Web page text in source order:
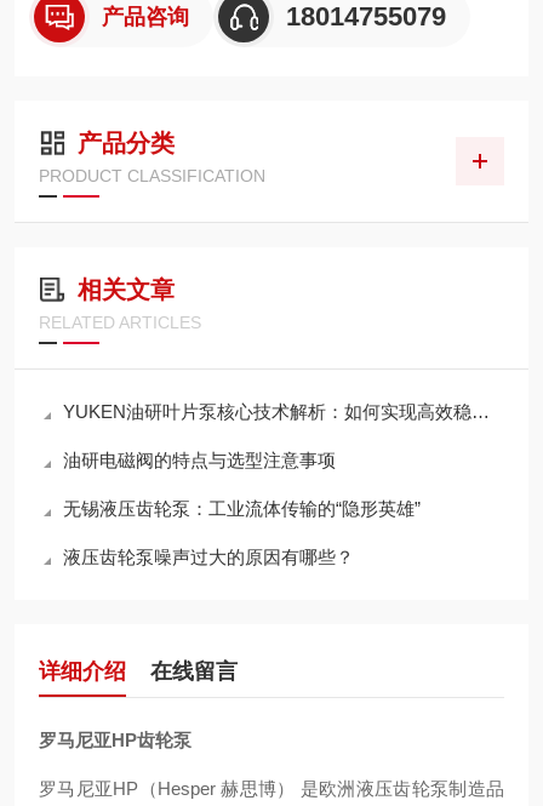
产品咨询 18014755079
产品分类
PRODUCT CLASSIFICATION
相关文章
RELATED ARTICLES
YUKEN油研叶片泵核心技术解析：如何实现高效稳定的液压动力输出？
油研电磁阀的特点与选型注意事项
无锡液压齿轮泵：工业流体传输的“隐形英雄”
液压齿轮泵噪声过大的原因有哪些？
详细介绍 在线留言
罗马尼亚HP齿轮泵
罗马尼亚HP（Hesper 赫思博） 是欧洲液压齿轮泵制造品